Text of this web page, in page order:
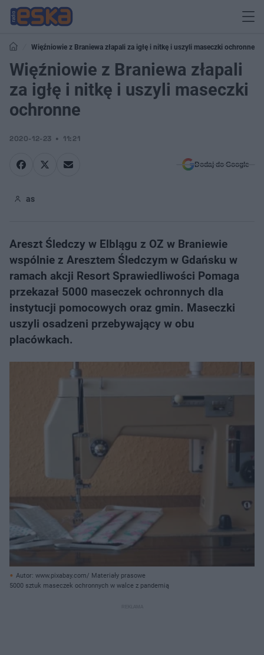
Więźniowie z Braniewa złapali za igłę i nitkę i uszyli maseczki ochronne
Więźniowie z Braniewa złapali
za igłę i nitkę i uszyli maseczki
ochronne
2020-12-23 11:21
Dodaj do Google
as
Areszt Śledczy w Elblągu z OZ w Braniewie
wspólnie z Aresztem Śledczym w Gdańsku w
ramach akcji Resort Sprawiedliwości Pomaga
przekazał 5000 maseczek ochronnych dla
instytucji pomocowych oraz gmin. Maseczki
uszyli osadzeni przebywający w obu
placówkach.
Autor: www.pixabay.com/ Materiały prasowe
5000 sztuk maseczek ochronnych w walce z pandemią